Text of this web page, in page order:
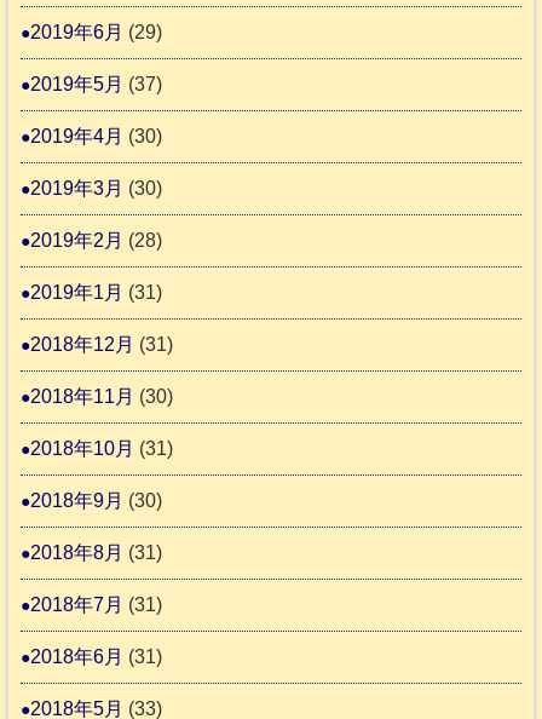
2019年6月 (29)
2019年5月 (37)
2019年4月 (30)
2019年3月 (30)
2019年2月 (28)
2019年1月 (31)
2018年12月 (31)
2018年11月 (30)
2018年10月 (31)
2018年9月 (30)
2018年8月 (31)
2018年7月 (31)
2018年6月 (31)
2018年5月 (33)